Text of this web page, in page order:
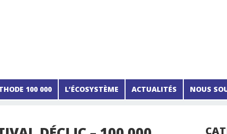
100 000 L’ÉCOSYSTÈME ACTUALITÉS NOUS